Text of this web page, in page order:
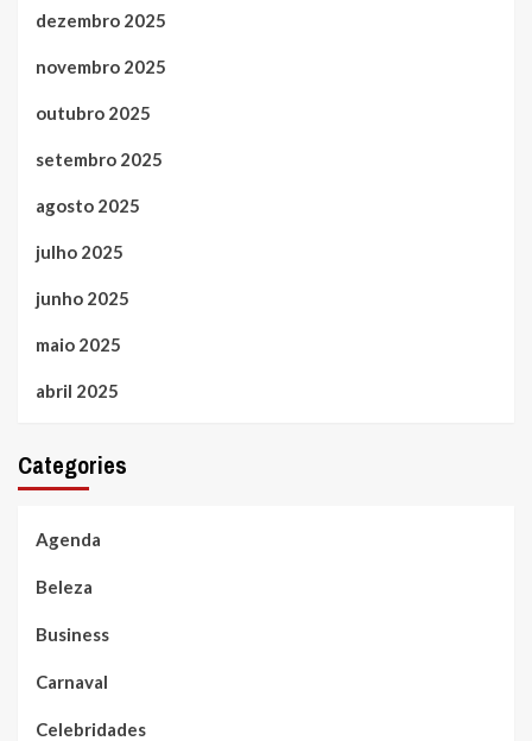
dezembro 2025
novembro 2025
outubro 2025
setembro 2025
agosto 2025
julho 2025
junho 2025
maio 2025
abril 2025
Categories
Agenda
Beleza
Business
Carnaval
Celebridades